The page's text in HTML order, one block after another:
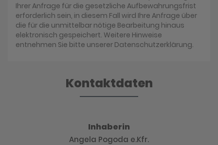
Ihrer Anfrage für die gesetzliche Aufbewahrungsfrist
erforderlich sein, in diesem Fall wird Ihre Anfrage über
die für die unmittelbar nötige Bearbeitung hinaus
elektronisch gespeichert. Weitere Hinweise
entnehmen Sie bitte unserer Datenschutzerklärung.
Kontaktdaten
Inhaberin
Angela Pogoda e.Kfr.